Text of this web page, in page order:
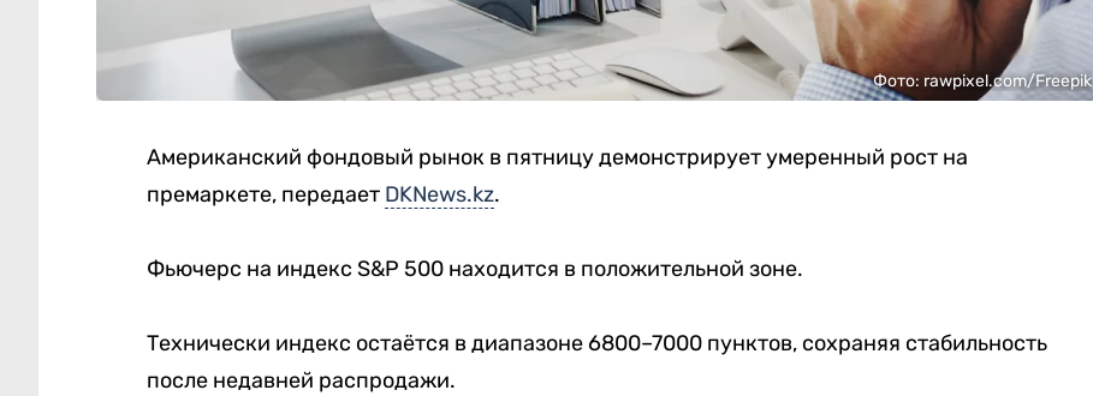
Фото: rawpixel.com/Freepik
Американский фондовый рынок в пятницу демонстрирует умеренный рост на
премаркете, передает DKNews.kz.
Фьючерс на индекс S&P 500 находится в положительной зоне.
Технически индекс остаётся в диапазоне 6800–7000 пунктов, сохраняя стабильность
после недавней распродажи.